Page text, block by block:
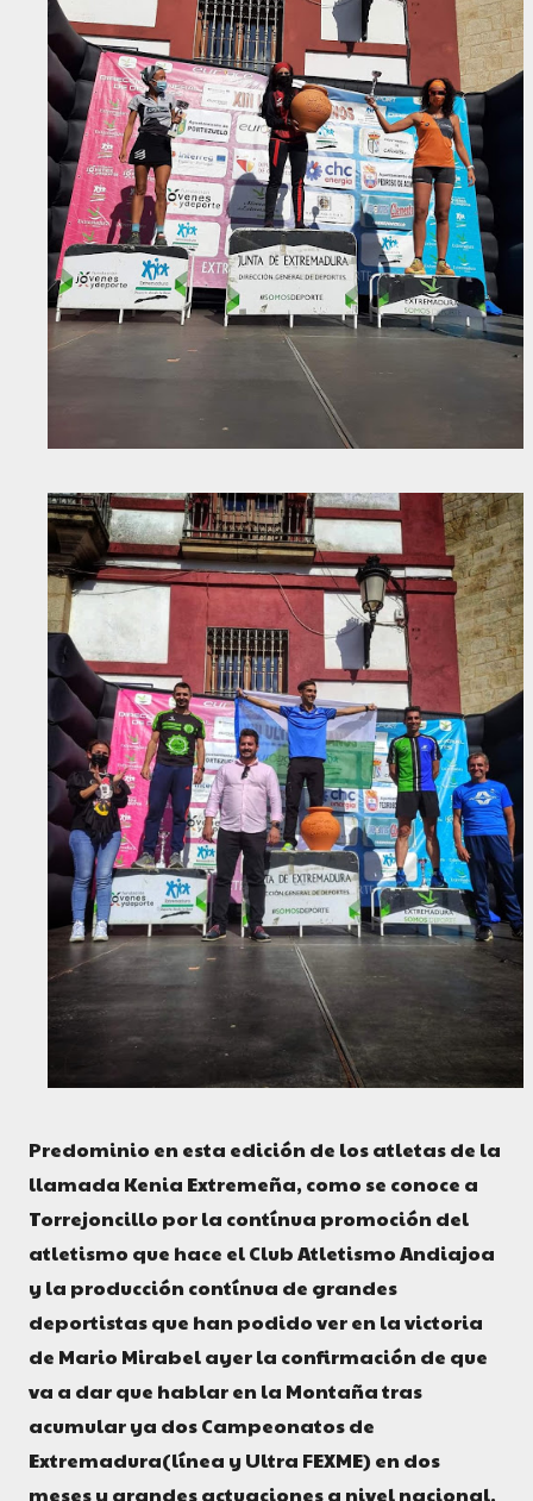
Predominio en esta edición de los atletas de la
llamada Kenia Extremeña, como se conoce a
Torrejoncillo por la contínua promoción del
atletismo que hace el Club Atletismo Andiajoa
y la producción contínua de grandes
deportistas que han podido ver en la victoria
de Mario Mirabel ayer la confirmación de que
va a dar que hablar en la Montaña tras
acumular ya dos Campeonatos de
Extremadura(línea y Ultra FEXME) en dos
meses y grandes actuaciones a nivel nacional.